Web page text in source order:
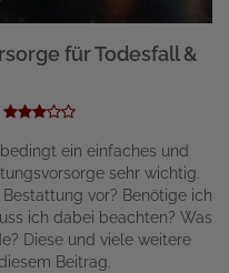
für Todesfall &
ein einfaches und
sehr wichtig.
vor? Benötige ich
ich dabei beachten? Was
Diese und viele weitere
Beitrag.